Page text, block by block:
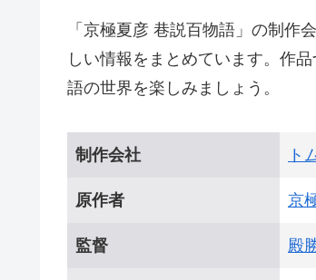
「京極夏彦 巷説百物語」の制作
しい情報をまとめています。作
語の世界を楽しみましょう。
制作会社 ト
原作者 京
監督 殿